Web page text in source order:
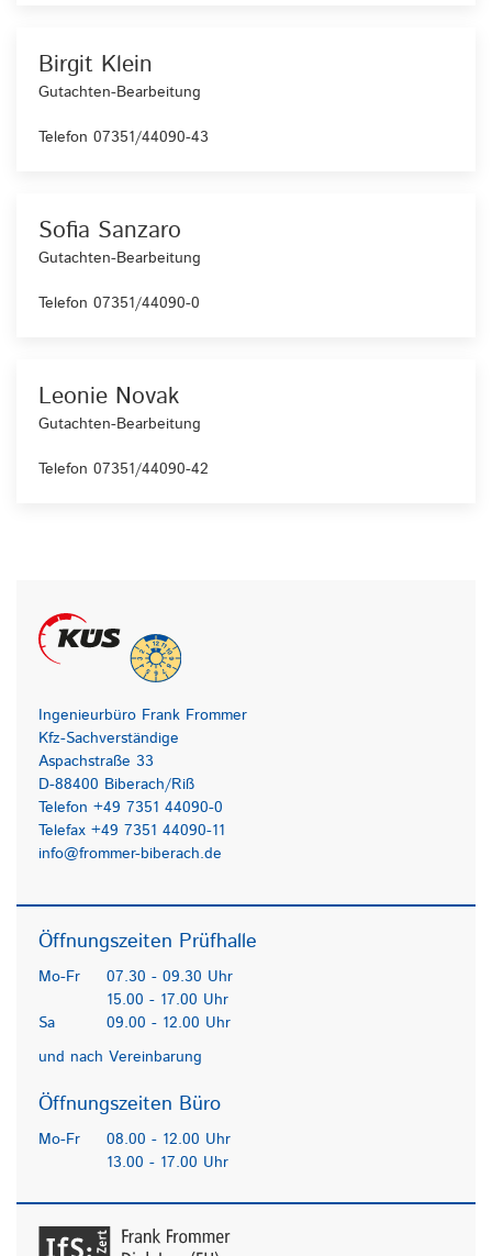
Birgit Klein
Gutachten-Bearbeitung
Telefon 07351/44090-43
Sofia Sanzaro
Gutachten-Bearbeitung
Telefon 07351/44090-0
Leonie Novak
Gutachten-Bearbeitung
Telefon 07351/44090-42
Ingenieurbüro Frank Frommer
Kfz-Sachverständige
Aspachstraße 33
D-88400 Biberach/Riß
Telefon +49 7351 44090-0
Telefax +49 7351 44090-11
info@frommer-biberach.de
Öffnungszeiten Prüfhalle
Mo-Fr
07.30 - 09.30 Uhr
15.00 - 17.00 Uhr
Sa
09.00 - 12.00 Uhr
und nach Vereinbarung
Öffnungszeiten Büro
Mo-Fr
08.00 - 12.00 Uhr
13.00 - 17.00 Uhr